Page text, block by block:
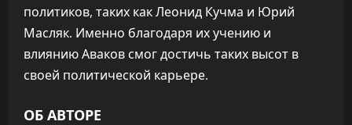
политиков, таких как Леонид Кучма и Юрий
Масляк. Именно благодаря их учению и
влиянию Аваков смог достичь таких высот в
своей политической карьере.
ОБ АВТОРЕ